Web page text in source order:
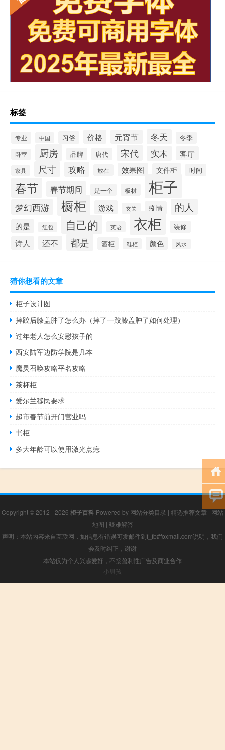
标签
专业 中国 习俗 价格 元宵节 冬天 冬季
卧室 厨房 品牌 唐代 宋代 实木 客厅
家具 尺寸 攻略 放在 效果图 文件柜 时间
春节 春节期间 是一个 板材 柜子
梦幻西游 橱柜 游戏 玄关 疫情 的人
的是 红包 自己的 英语 衣柜 装修
诗人 还不 都是 酒柜 鞋柜 颜色 风水
猜你想看的文章
柜子设计图
摔跤后膝盖肿了怎么办（摔了一跤膝盖肿了如何处理）
过年老人怎么安慰孩子的
西安陆军边防学院是几本
魔灵召唤攻略平名攻略
茶杯柜
爱尔兰移民要求
超市春节前开门营业吗
书柜
多大年龄可以使用激光点痣
Copyright © 2012 - 2026 柜子百科 Powered by 网站分类目录 | 精选推荐文章 | 网站
地图 | 疑难解答
声明：本站内容来自互联网，如信息有错误可发邮件到f_fb#foxmail.com说明，我们
会及时纠正，谢谢
本站仅为个人兴趣爱好，不接盈利性广告及商业合作
小男孩